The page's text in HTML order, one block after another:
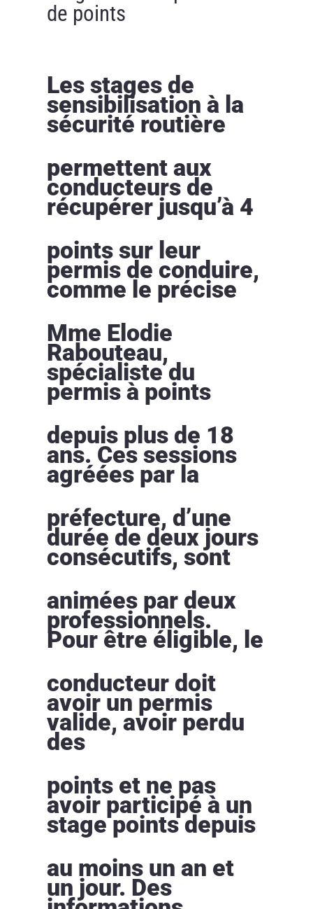
de points
Les stages de
sensibilisation à la
sécurité routière
permettent aux
conducteurs de
récupérer jusqu’à 4
points sur leur
permis de conduire,
comme le précise
Mme Elodie
Rabouteau,
spécialiste du
permis à points
depuis plus de 18
ans. Ces sessions
agréées par la
préfecture, d’une
durée de deux jours
consécutifs, sont
animées par deux
professionnels.
Pour être éligible, le
conducteur doit
avoir un permis
valide, avoir perdu
des
points et ne pas
avoir participé à un
stage points depuis
au moins un an et
un jour. Des